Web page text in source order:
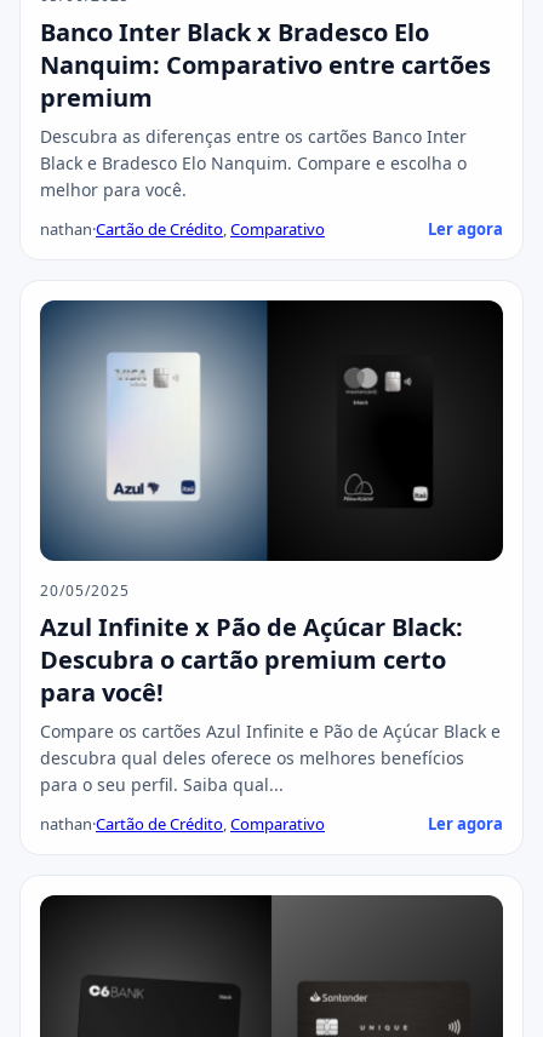
Banco Inter Black x Bradesco Elo
Nanquim: Comparativo entre cartões
premium
Descubra as diferenças entre os cartões Banco Inter
Black e Bradesco Elo Nanquim. Compare e escolha o
melhor para você.
nathan·Cartão de Crédito,Comparativo Ler agora
20/05/2025
Azul Infinite x Pão de Açúcar Black:
Descubra o cartão premium certo
para você!
Compare os cartões Azul Infinite e Pão de Açúcar Black e
descubra qual deles oferece os melhores benefícios
para o seu perfil. Saiba qual...
nathan·Cartão de Crédito,Comparativo Ler agora